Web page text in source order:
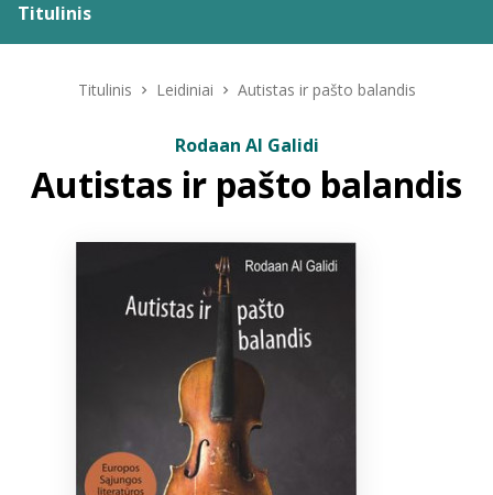
Titulinis
ELVIS atvyksta
Bibliotekoms
Titulinis Leidiniai Autistas ir pašto balandis
Rodaan Al Galidi
Autistas ir pašto balandis